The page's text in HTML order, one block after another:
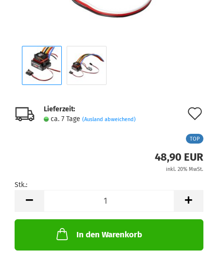
Lieferzeit:
ca. 7 Tage (Ausland abweichend)
TOP
48,90 EUR
inkl. 20% MwSt.
Stk.:
In den Warenkorb